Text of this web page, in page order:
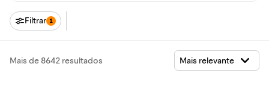
Filtrar 1
Mais de 8642 resultados